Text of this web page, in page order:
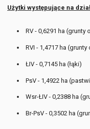
Użytki występujące na
RV - 0,6291 ha (grunty
RVI - 1,4717 ha (grunty
ŁIV - 0,7145 ha (łąki)
PsV - 1,4922 ha
Wsr-ŁIV - 0,2388 ha
Br-PsV - 0,3502 ha